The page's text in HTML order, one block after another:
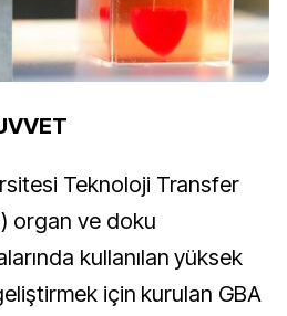
Teknoloji Transfer
organ ve doku
kullanılan yüksek
için kurulan GBA